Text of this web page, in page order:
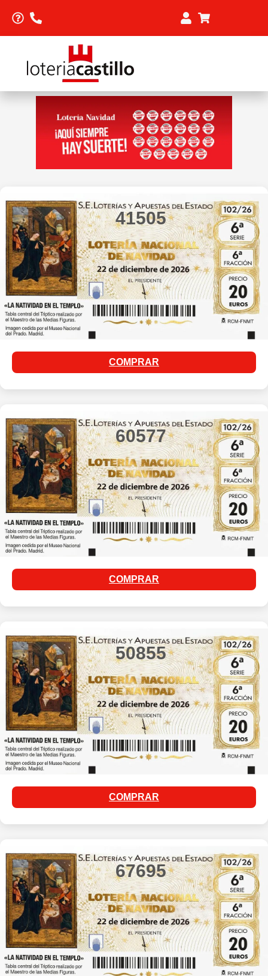
41505
COMPRAR
60577
COMPRAR
50855
COMPRAR
67695